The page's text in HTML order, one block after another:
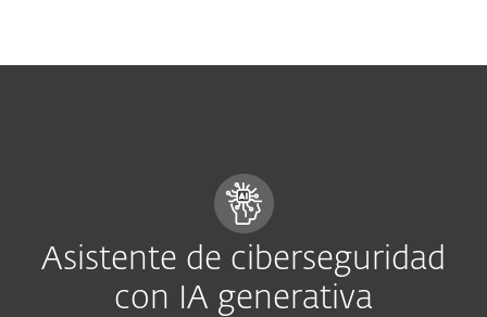
Asistente de ciberseguridad
con IA generativa